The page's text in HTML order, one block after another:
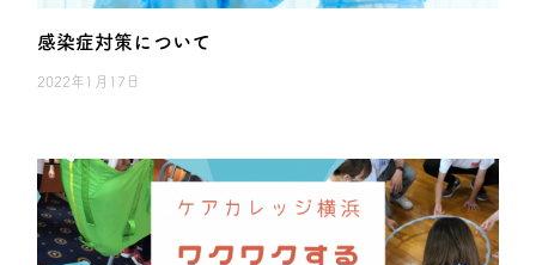
感染症対策について
2022年1月17日